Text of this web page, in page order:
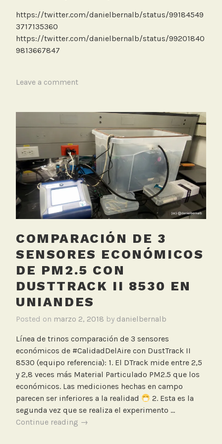
o
r
a
t
i
https://twitter.com/danielbernalb/status/99184549
3717135360
https://twitter.com/danielbernalb/status/99201840
9813667847
T
e
D
u
T
c
k
,
L
a
b
o
r
t
o
r
i
o
,
U
n
Leave a comment
COMPARACIÓN DE 3
SENSORES ECONÓMICOS
DE PM2.5 CON
DUSTTRACK II 8530 EN
UNIANDES
Posted on marzo 2, 2018 by danielbernalb
Línea de trinos comparación de 3 sensores
económicos de #CalidadDelAire con DustTrack II
8530 (equipo referencia): 1. El DTrack mide entre 2,5
y 2,8 veces más Material Particulado PM2.5 que los
económicos. Las mediciones hechas en campo
parecen ser inferiores a la realidad
2. Esta es la
segunda vez que se realiza el experimento …
Continue reading Comparación
→